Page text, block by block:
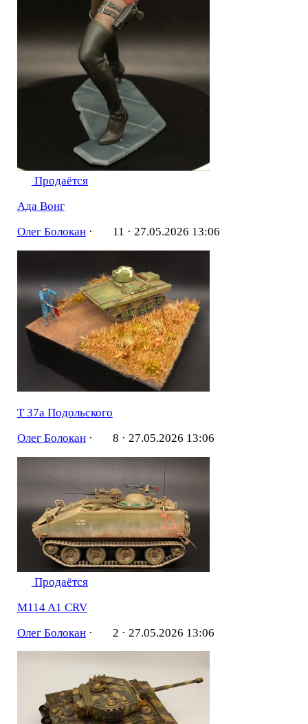
Продаётся
Ада Вонг
Олег Болокан· 11 · 27.05.2026 13:06
Т 37а Подольского
Олег Болокан· 8 · 27.05.2026 13:06
Продаётся
M114 A1 CRV
Олег Болокан· 2 · 27.05.2026 13:06